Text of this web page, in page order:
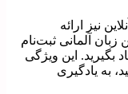
نیز ارائه
آلمانی ثبت‌نام
بگیرید. این ویژگی
به یادگیری